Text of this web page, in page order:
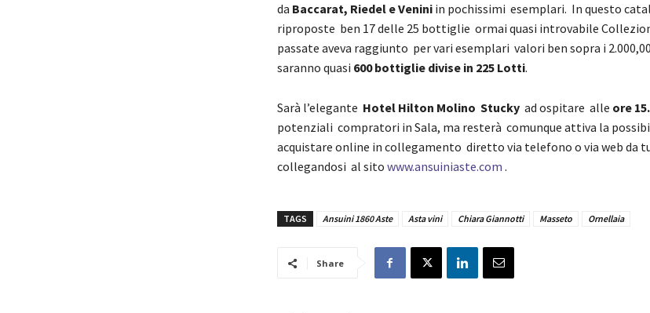
da Baccarat, Riedel e Veniniin pochissimi esemplari. In questo
riproposte ben 17 delle 25 bottiglie ormai quasi introvabile
passate aveva raggiunto per vari esemplari valori ben sopra i
saranno quasi 600 bottigliedivise in 225 Lotti.
Sarà l’elegante Hotel Hilton Molino Stuckyad ospitare alle ore
potenziali compratori in Sala, ma resterà comunque attiva la
acquistare online in collegamento diretto via telefono o via web da
collegandosi al sito www.ansuiniaste.com .
TAGS Ansuini 1860 Aste Asta vini Chiara Giannotti Masseto Ornellaia
Share